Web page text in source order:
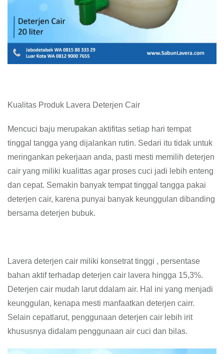
Kualitas Produk Lavera Deterjen Cair
Mencuci baju merupakan aktifitas setiap hari tempat
tinggal tangga yang dijalankan rutin. Sedari itu tidak untuk
meringankan pekerjaan anda, pasti mesti memilih deterjen
cair yang miliki kualittas agar proses cuci jadi lebih enteng
dan cepat. Semakin banyak tempat tinggal tangga pakai
deterjen cair, karena punyai banyak keunggulan dibanding
bersama deterjen bubuk.
Lavera deterjen cair miliki konsetrat tinggi , persentase
bahan aktif terhadap deterjen cair lavera hingga 15,3%.
Deterjen cair mudah larut ddalam air. Hal ini yang menjadi
keunggulan, kenapa mesti manfaatkan deterjen cairr.
Selain cepatlarut, penggunaan deterjen cair lebih irit
khususnya didalam penggunaan air cuci dan bilas.